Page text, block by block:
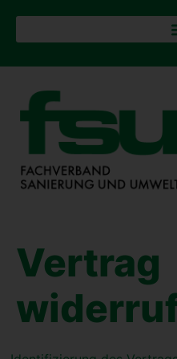
Ver­trag